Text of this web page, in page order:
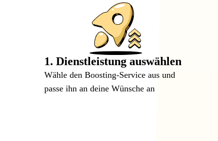
1. Dienstleistung auswählen
Wähle den Boosting-Service aus und
passe ihn an deine Wünsche an